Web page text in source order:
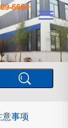
6664
事项